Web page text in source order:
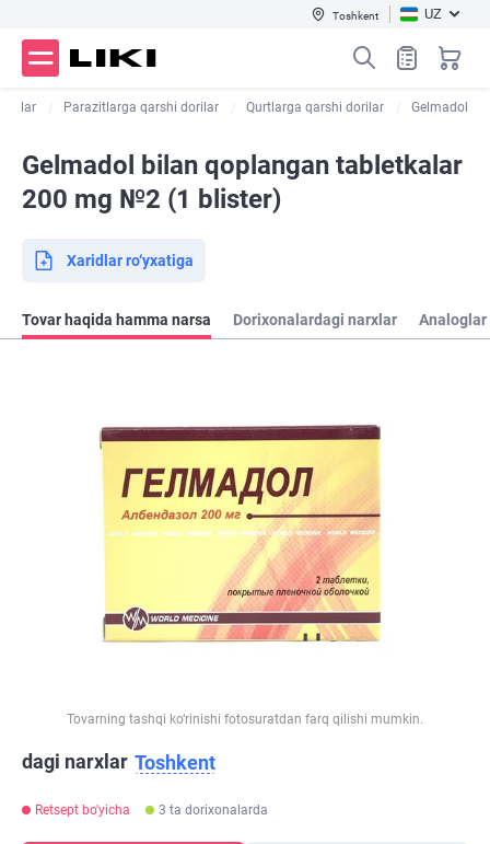
Toshkent UZ
Parazitlarga qarshi dorilar Qurtlarga qarshi dorilar Gelmadol
Gelmadol bilan qoplangan tabletkalar
200 mg №2 (1 blister)
Xaridlar ro‘yxatiga
Tovar haqida hamma narsa Dorixonalardagi narxlar Analoglar
Tovarning tashqi ko‘rinishi fotosuratdan farq qilishi mumkin.
dagi narxlar Toshkent
Retsept bo'yicha 3 ta dorixonalarda